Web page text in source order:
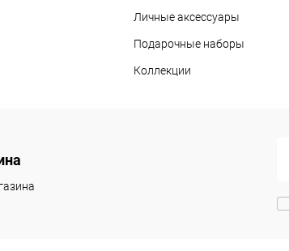
Личные аксессуары
Подарочные наборы
Коллекции